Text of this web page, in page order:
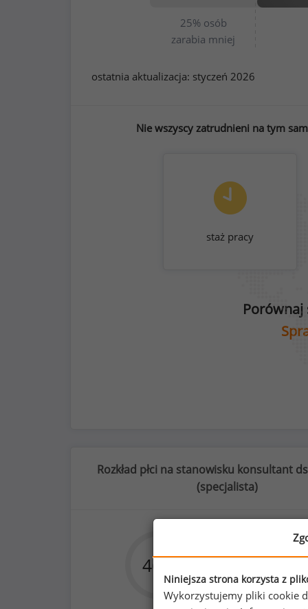
25% osób
zarabia mniej
ostatnia aktualizacja: styczeń 2026
Nie wszyscy zatrudnieni na tym
staż pracy
Rozkład płci na stanowisku konsultant
(specjalista)
46% 54
75%
Niniejsza strona korzysta z
Wykorzystujemy pliki cookie